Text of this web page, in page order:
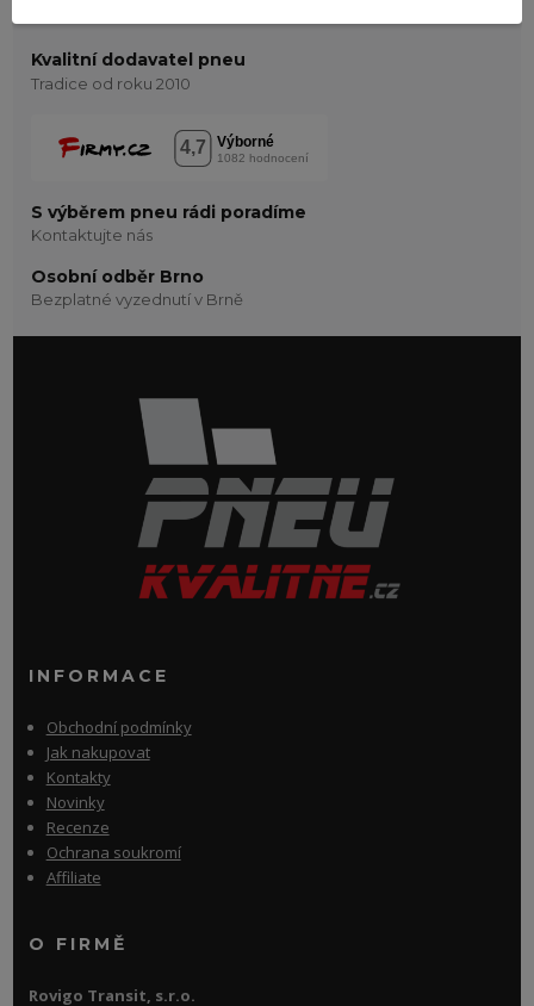
Kvalitní dodavatel pneu
Tradice od roku 2010
S výběrem pneu rádi poradíme
Kontaktujte nás
Osobní odběr Brno
Bezplatné vyzednutí v Brně
INFORMACE
Obchodní podmínky
Jak nakupovat
Kontakty
Novinky
Recenze
Ochrana soukromí
Affiliate
O FIRMĚ
Rovigo Transit, s.r.o.